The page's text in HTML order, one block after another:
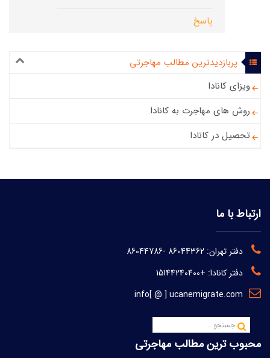
پاسخ
پربازدیدترین مطالب مهاجرتی
ویزای کانادا
روش های مهاجرت به کانادا
تحصیل در کانادا
ارتباط با ما
دفتر تهران: 86044362
-
86044786
دفتر کانادا: +15144240400
info[ @ ] ucanemigrate.com
محبوب ترین مطالب مهاجرتی